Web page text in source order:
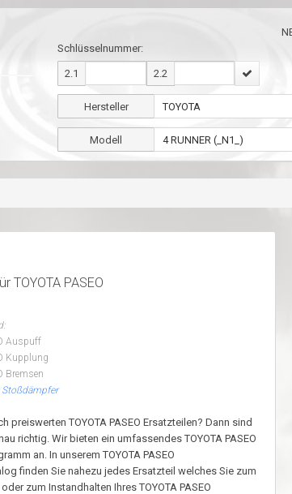
Schlüsselnummer:
2.1 2.2
Hersteller
Modell
TOYOTA PASEO
Auspuff
Kupplung
Bremsen
Stoßdämpfer
preiswerten TOYOTA PASEO Ersatzteilen? Dann sind
richtig. Wir bieten ein umfassendes TOYOTA PASEO
an. In unserem TOYOTA PASEO
finden Sie nahezu jedes Ersatzteil welches Sie zum
zum Instandhalten Ihres TOYOTA PASEO